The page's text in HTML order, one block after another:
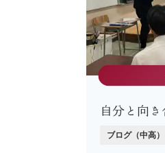
自分と向き
ブログ（中高）